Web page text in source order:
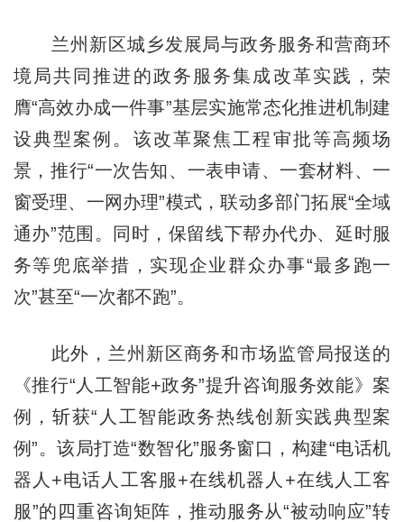
兰州新区城乡发展局与政务服务和营商环
境局共同推进的政务服务集成改革实践，荣
膺“高效办成一件事”基层实施常态化推进机制建
设典型案例。该改革聚焦工程审批等高频场
景，推行“一次告知、一表申请、一套材料、一
窗受理、一网办理”模式，联动多部门拓展“全域
通办”范围。同时，保留线下帮办代办、延时服
务等兜底举措，实现企业群众办事“最多跑一
次”甚至“一次都不跑”。
此外，兰州新区商务和市场监管局报送的
《推行“人工智能+政务”提升咨询服务效能》案
例，斩获“人工智能政务热线创新实践典型案
例”。该局打造“数智化”服务窗口，构建“电话机
器人+电话人工客服+在线机器人+在线人工客
服”的四重咨询矩阵，推动服务从“被动响应”转